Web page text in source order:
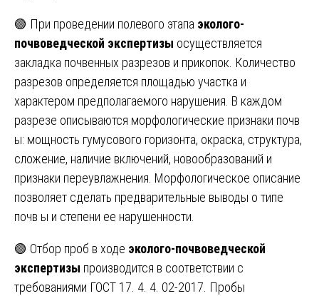
🟢 При проведении полевого этапа эколого-
почвоведческой экспертизы осуществляется
закладка почвенных разрезов и прикопок. Количество
разрезов определяется площадью участка и
характером предполагаемого нарушения. В каждом
разрезе описываются морфологические признаки почв
ы: мощность гумусового горизонта, окраска, структура,
сложение, наличие включений, новообразований и
признаки переувлажнения. Морфологическое описание
позволяет сделать предварительные выводы о типе
почв ы и степени ее нарушенности.
🟢 Отбор проб в ходе эколого-почвоведческой
экспертизы производится в соответствии с
требованиями ГОСТ 17. 4. 4. 02-2017. Пробы